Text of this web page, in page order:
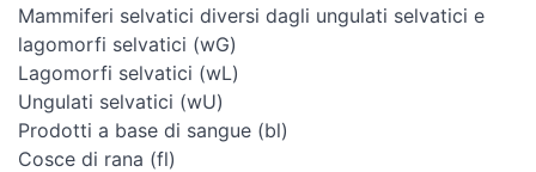
Mammiferi selvatici diversi dagli ungulati selvatici e
lagomorfi selvatici (wG)
Lagomorfi selvatici (wL)
Ungulati selvatici (wU)
Prodotti a base di sangue (bl)
Cosce di rana (fl)